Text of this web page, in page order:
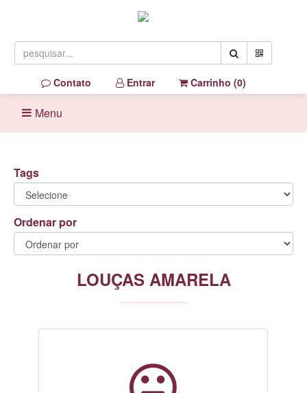
Contato Entrar Carrinho (0)
Menu
Tags
Ordenar por
LOUÇAS AMARELA